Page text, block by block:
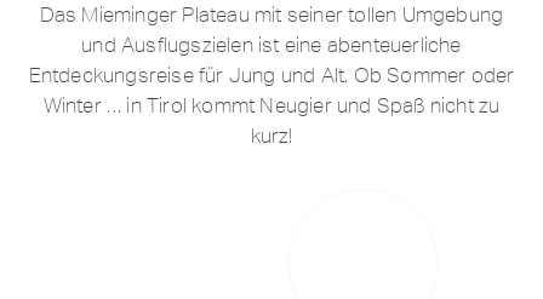
Das Mieminger Plateau mit seiner tollen Umgebung
und Ausflugszielen ist eine abenteuerliche
Entdeckungsreise für Jung und Alt. Ob Sommer oder
Winter … in Tirol kommt Neugier und Spaß nicht zu
kurz!